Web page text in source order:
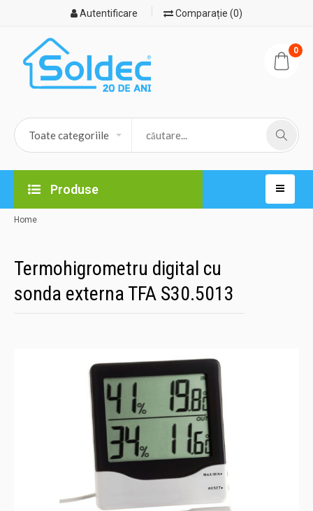
Autentificare Comparație (0)
0
Produse
Home
Termohigrometru digital cu
sonda externa TFA S30.5013